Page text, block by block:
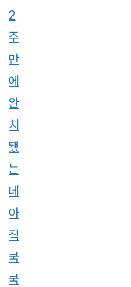
2
주
만
에
완
치
됐
는
데
아
직
쿡
쿡